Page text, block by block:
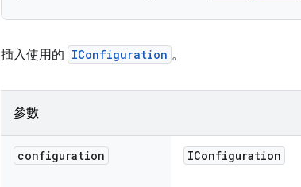
插入使用的 IConfiguration 。
參數
configuration IConfiguration